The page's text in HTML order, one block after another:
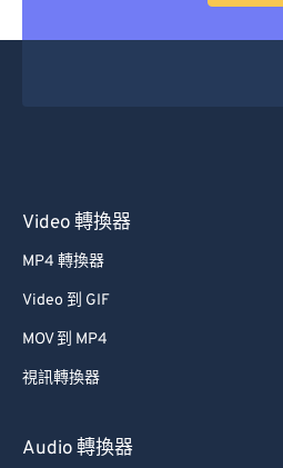
Video 轉換器
MP4 轉換器
Video 到 GIF
MOV 到 MP4
視訊轉換器
Audio 轉換器